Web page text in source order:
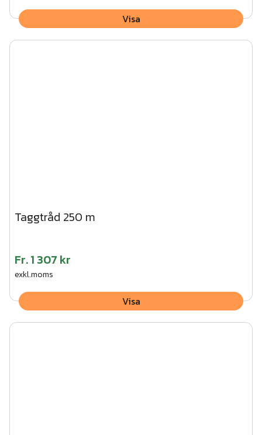
Visa
Taggtråd 250 m
Fr.1 307 kr
exkl.moms
Visa